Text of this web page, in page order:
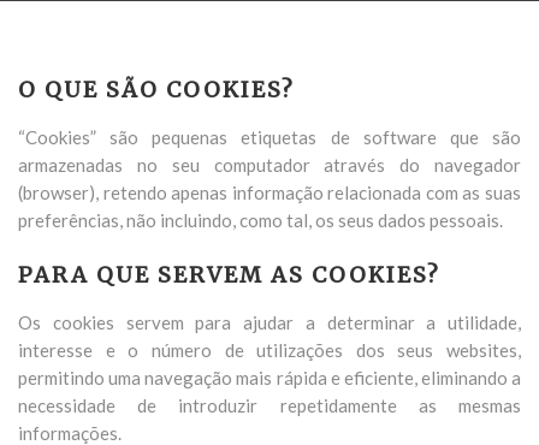
O QUE SÃO COOKIES?
“Cookies” são pequenas etiquetas de software que são
armazenadas no seu computador através do navegador
(browser), retendo apenas informação relacionada com as suas
preferências, não incluindo, como tal, os seus dados pessoais.
PARA QUE SERVEM AS COOKIES?
Os cookies servem para ajudar a determinar a utilidade,
interesse e o número de utilizações dos seus websites,
permitindo uma navegação mais rápida e eficiente, eliminando a
necessidade de introduzir repetidamente as mesmas
informações.